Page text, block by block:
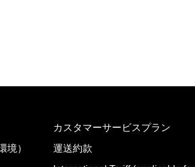
境）
カスタマーサービスプラン
運送約款